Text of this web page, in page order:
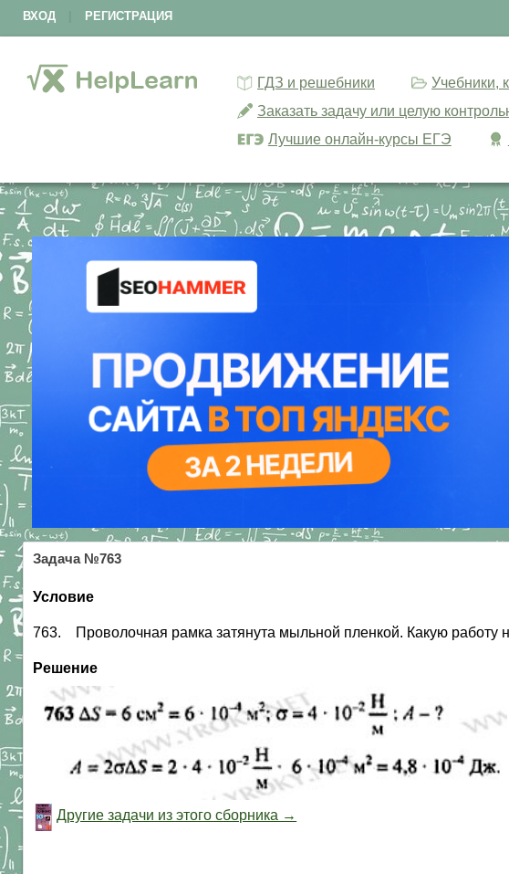
ВХОД РЕГИСТРАЦИЯ
ГДЗ и решебники
Учебники,
Заказать задачу или целую
Лучшие онлайн-курсы ЕГЭ
Задача №763
Условие
763. Проволочная рамка затянута мыльной пленкой. Какую работу
Решение
Другие задачи из этого сборника →